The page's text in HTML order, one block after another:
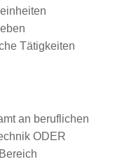
Tätigkeiten
an beruflichen
ODER